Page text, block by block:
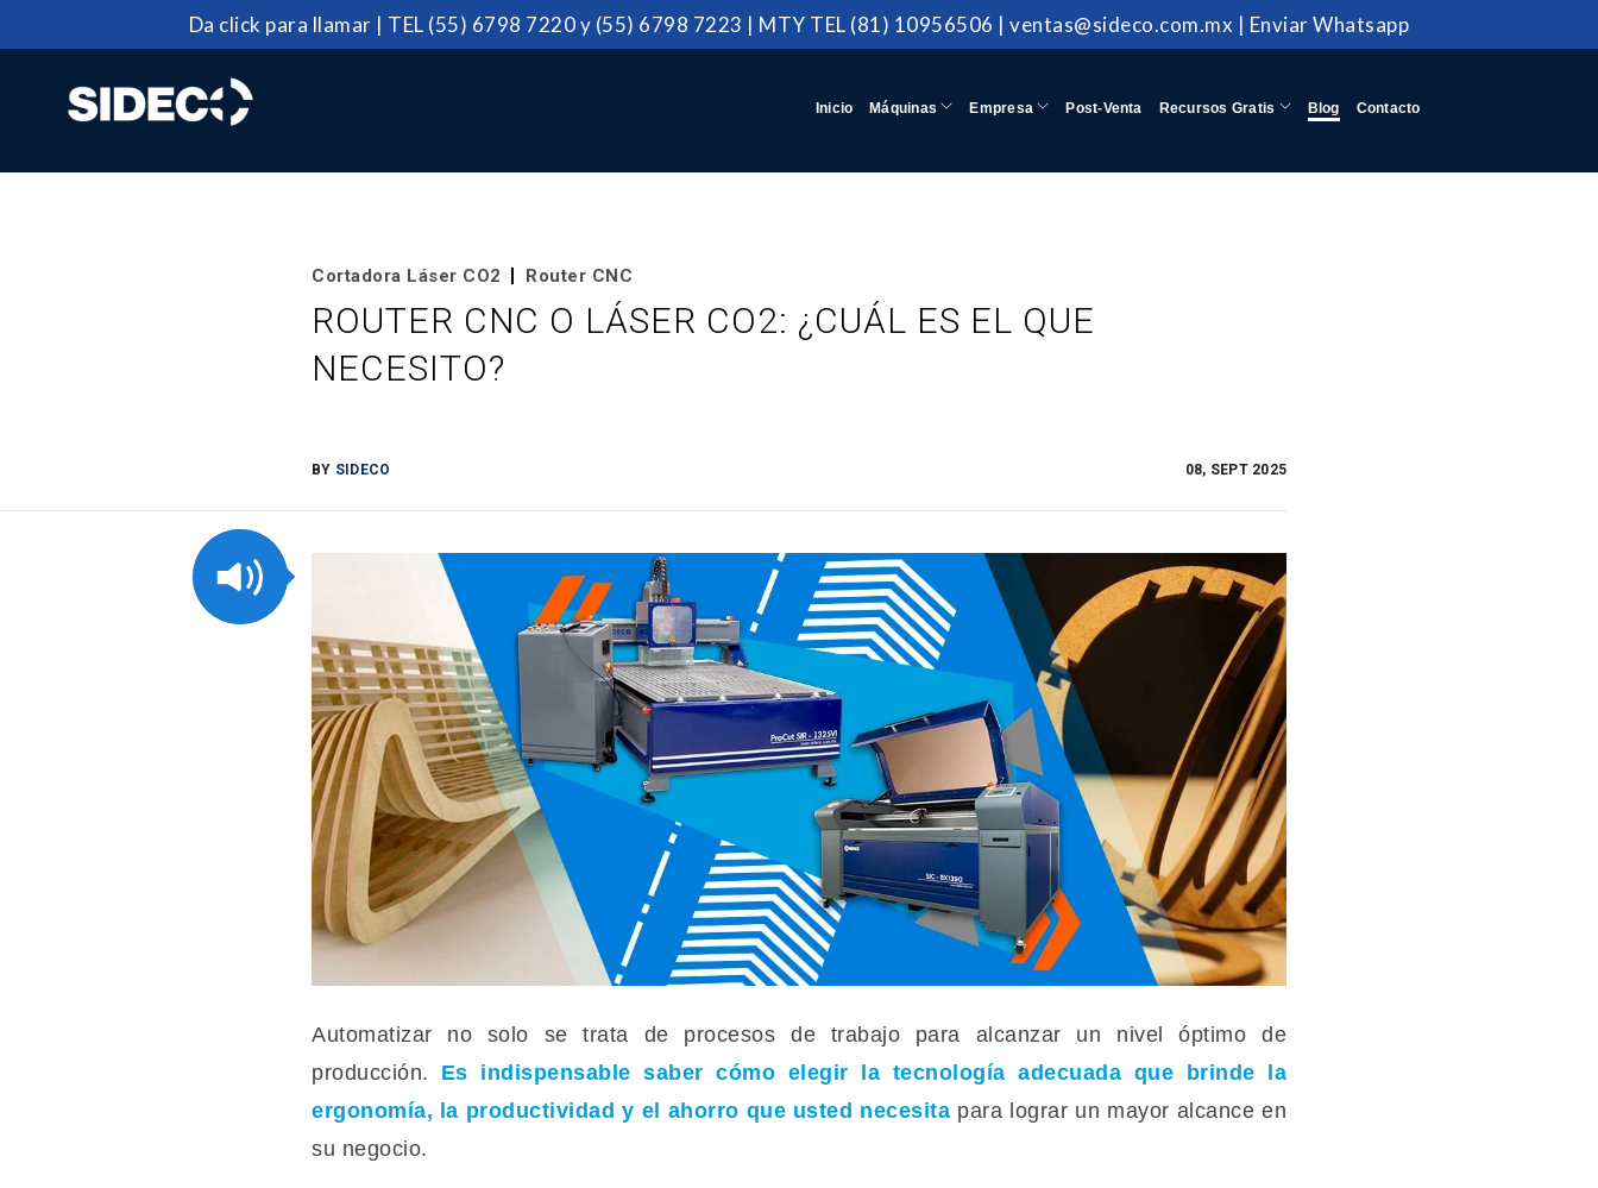
Da click para llamar | TEL (55) 6798 7220y (55) 6798 7223 | MTY TEL (81) 10956506 | ventas@sideco.com.mx | Enviar Whatsapp
Inicio Máquinas Empresa Post-Venta Recursos Gratis Blog Contacto
Cortadora Láser CO2 Router CNC
ROUTER CNC O LÁSER CO2: ¿CUÁL ES EL QUE
NECESITO?
BY SIDECO 08, SEPT 2025
Automatizar no solo se trata de procesos de trabajo para alcanzar un nivel óptimo de
producción. Es indispensable saber cómo elegir la tecnología adecuada que brinde la
ergonomía, la productividad y el ahorro que usted necesita para lograr un mayor alcance en
su negocio.